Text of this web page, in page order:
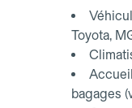
Toyota,
bagages